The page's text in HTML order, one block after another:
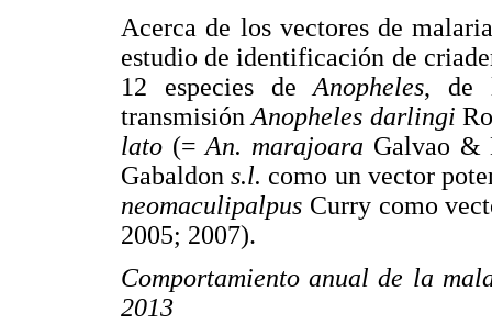
Acerca de los vectores de
estudio de identificación de
12 especies deAnopheles, de
transmisiónAnopheles darlingi
lato (=An. marajoara Galvao &
Gabaldons.l. como un vector
neomaculipalpus Curry como
2005; 2007).
Comportamiento anual de la
2013